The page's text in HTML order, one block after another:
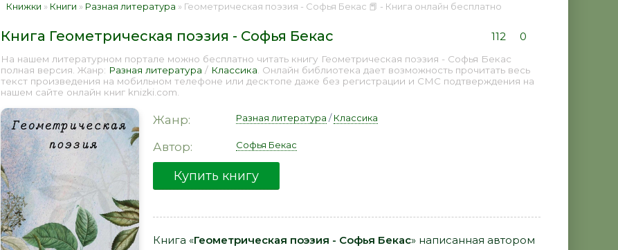
Книжки » Книги » Разная литература » Геометрическая поэзия - Софья Бекас 📕 - Книга онлайн бесплатно
Книга Геометрическая поэзия - Софья Бекас 112 0
На нашем литературном портале можно бесплатно читать книгу Геометрическая поэзия - Софья Бекас
полная версия. Жанр: Разная литература / Классика . Онлайн библиотека дает возможность прочитать весь
текст произведения на мобильном телефоне или десктопе даже без регистрации и СМС подтверждения на
нашем сайте онлайн книг knizki.com.
Жанр: Разная литература /Классика
Автор: Софья Бекас
Купить книгу
Книга «Геометрическая поэзия - Софья Бекас» написанная автором